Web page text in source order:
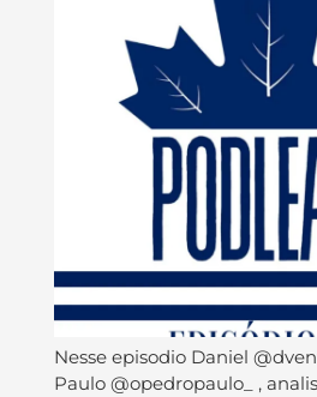
Nesse episodio Daniel
Paulo @opedropaulo_ ,